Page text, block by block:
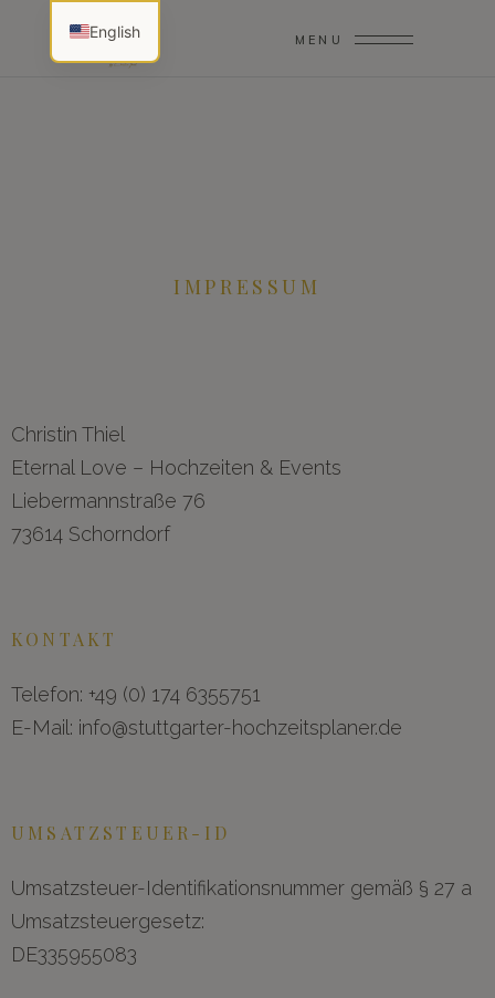
MENU
IMPRESSUM
Christin Thiel
Eternal Love – Hochzeiten & Events
Liebermannstraße 76
73614 Schorndorf
KONTAKT
Telefon: +49 (0) 174 6355751
E-Mail: info@stuttgarter-hochzeitsplaner.de
UMSATZSTEUER-ID
Umsatzsteuer-Identifikationsnummer gemäß § 27 a
Umsatzsteuergesetz:
DE335955083
English